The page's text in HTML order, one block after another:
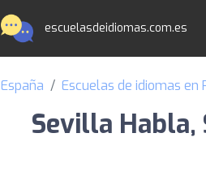
escuelasdeidiomas.com.es
España Escuelas de idiomas en
Sevilla Habla,